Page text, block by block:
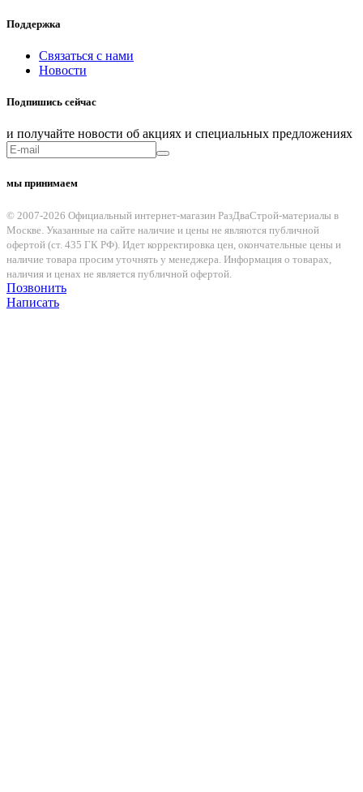
Поддержка
Связаться с нами
Новости
Подпишись сейчас
и получайте новости об акциях и специальных предложениях
мы принимаем
© 2007-2026 Официальный интернет-магазин РазДваСтрой-материалы в
Москве. Указанные на сайте наличие и цены не являются публичной
офертой (ст. 435 ГК РФ). Идет корректировка цен, окончательные цены и
наличие товара просим уточнять у менеджера. Информация о товарах,
наличия и ценах не является публичной офертой.
Позвонить
Написать